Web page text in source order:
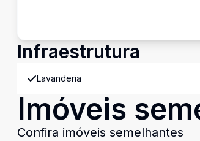
Infraestrutura
Lavanderia
Imóveis
Confira imóveis semelhantes